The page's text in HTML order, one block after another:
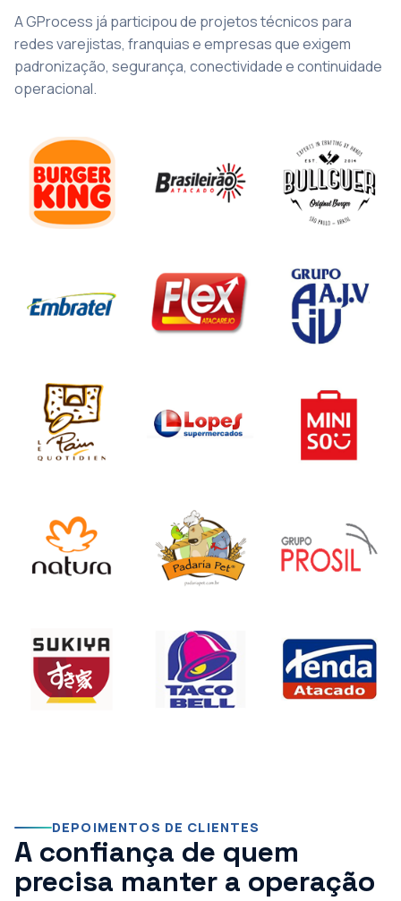
A GProcess já participou de projetos técnicos para
redes varejistas, franquias e empresas que exigem
padronização, segurança, conectividade e continuidade
operacional.
DEPOIMENTOS DE CLIENTES
A confiança de quem
precisa manter a operação